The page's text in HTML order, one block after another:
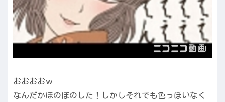
おおおおｗ
なんだかほのぼのした！しかしそれでも色っぽいなく